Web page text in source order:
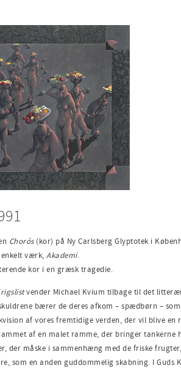
Chorós (kor) på Ny Carlsberg Glyptotek i
værk, Akademi.
kor i en græsk tragedie.
vender Michael Kvium tilbage til det
bærer de deres afkom – spædbørn –
af vores fremtidige verden, der vil blive
af en malet ramme, der bringer
der måske i sammenhæng med de friske
som en anden guddommelig skabning. I